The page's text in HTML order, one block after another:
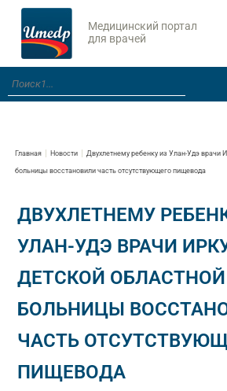
Медицинский портал
для врачей
Главная Новости Двухлетнему ребенку из Улан-Удэ врачи
больницы восстановили часть отсутствующего пищевода
ДВУХЛЕТНЕМУ
УЛАН-УДЭ ВРАЧИ
ДЕТСКОЙ ОБЛАСТНОЙ
БОЛЬНИЦЫ
ЧАСТЬ
ПИЩЕВОДА